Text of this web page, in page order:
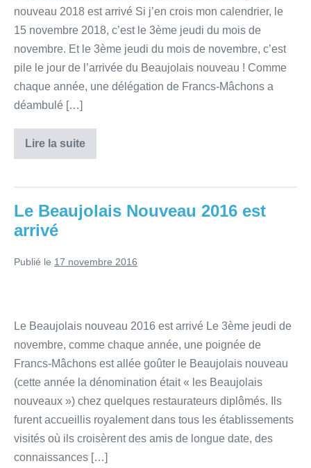
nouveau 2018 est arrivé Si j’en crois mon calendrier, le
15 novembre 2018, c’est le 3ème jeudi du mois de
novembre. Et le 3ème jeudi du mois de novembre, c’est
pile le jour de l’arrivée du Beaujolais nouveau ! Comme
chaque année, une délégation de Francs-Mâchons a
déambulé […]
Lire la suite
Le Beaujolais Nouveau 2016 est
arrivé
Publié le 17 novembre 2016
Le Beaujolais nouveau 2016 est arrivé Le 3ème jeudi de
novembre, comme chaque année, une poignée de
Francs-Mâchons est allée goûter le Beaujolais nouveau
(cette année la dénomination était « les Beaujolais
nouveaux ») chez quelques restaurateurs diplômés. Ils
furent accueillis royalement dans tous les établissements
visités où ils croisèrent des amis de longue date, des
connaissances […]